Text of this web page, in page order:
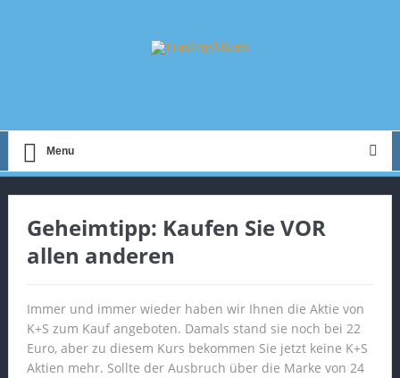
Menu
Geheimtipp: Kaufen Sie VOR
allen anderen
Immer und immer wieder haben wir Ihnen die Aktie von
K+S zum Kauf angeboten. Damals stand sie noch bei 22
Euro, aber zu diesem Kurs bekommen Sie jetzt keine K+S
Aktien mehr. Sollte der Ausbruch über die Marke von 24